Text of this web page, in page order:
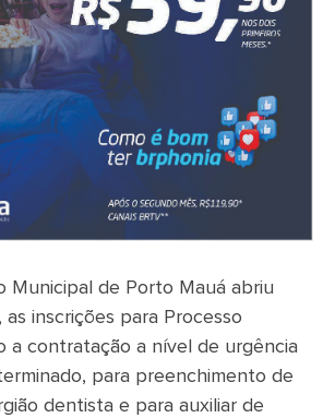
Municipal de Porto Mauá abriu
inscrições para Processo
a contratação a nível de urgência
para preenchimento de
dentista e para auxiliar de